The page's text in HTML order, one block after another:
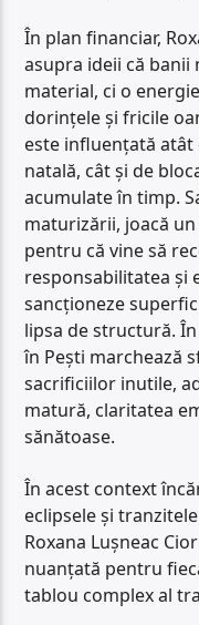
În plan financiar,
asupra ideii că
material, ci o
dorințele și fricile
este influențată
natală, cât și de
acumulate în timp.
maturizării, joacă
pentru că vine să
responsabilitatea și
sancționeze
lipsa de structură.
în Pești marchează
sacrificiilor inutile,
matură, claritatea
sănătoase.
În acest context
eclipsele și
Roxana Lușneac
nuanțată pentru
tablou complex al